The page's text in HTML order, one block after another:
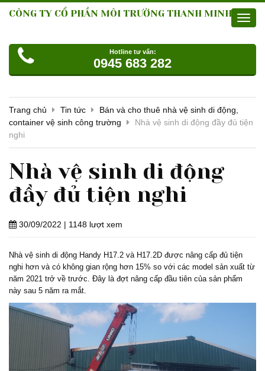
CÔNG TY CỔ PHẦN MÔI TRƯỜNG THANH MINH
Hotline tư vấn:
0945 683 282
Trang chủ Tin tức
Bán và cho thuê nhà vệ sinh di động,
container vệ sinh công trường
Nhà vệ sinh di động đầy đủ tiện
nghi
Nhà vệ sinh di động
đầy đủ tiện nghi
30/09/2022 | 1148 lượt xem
Nhà vệ sinh di động Handy H17.2 và H17.2D được nâng cấp đủ tiện
nghi hơn và có không gian rộng hơn 15% so với các model sản xuất từ
năm 2021 trở về trước. Đây là đợt nâng cấp đầu tiên của sản phẩm
này sau 5 năm ra mắt.